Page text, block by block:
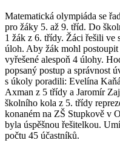
Matematická olympiáda se
pro žáky 5. až 9. tříd. Do
1 žák z 6. třídy. Žáci řešili ve
úloh. Aby žák mohl
vyřešené alespoň 4 úlohy.
popsaný postup a správnost
s úkoly poradili: Evelína
Axman z 5 třídy a Jaromír
školního kola z 5. třídy
konaném na ZŠ Stupkově v
byla úspěšnou řešitelkou.
počtu 45 účastníků.